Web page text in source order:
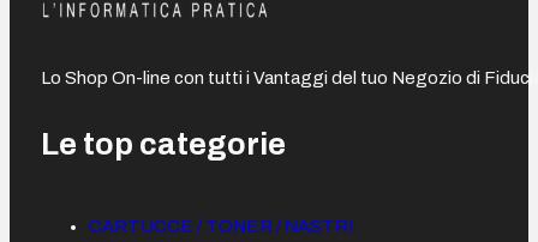
Lo Shop On-line con tutti i Vantaggi del tuo Negozio di
Le top categorie
CARTUCCE / TONER / NASTRI